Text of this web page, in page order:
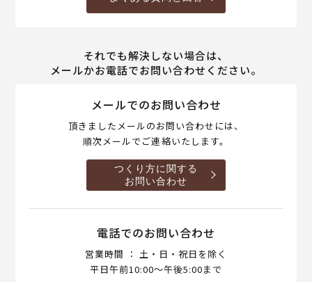
それでも解決しない場合は、
メールかお電話でお問い合わせください。
メールでのお問い合わせ
頂きましたメールのお問い合わせには、
順次メールでご連絡いたします。
つくり方に関する
お問い合わせ
電話でのお問い合わせ
営業時間 ： 土・日・祝日を除く
平日午前10:00～午後5:00まで